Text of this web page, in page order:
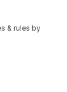
& rules by